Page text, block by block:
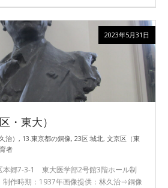
・東大）
治） , 13.東京都の銅像, 23区:城北, 文京区（東
者
本郷7-3-1 東大医学部2号館3階ホール制
制作時期：1937年画像提供：林久治⇒銅像
2023年5月31日